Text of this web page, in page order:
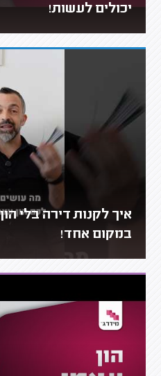
יכולים לעשות!
איך לקנות דירה בלי
במקום אחד!